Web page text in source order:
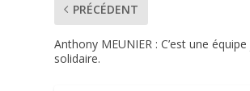
PRÉCÉDENT
Anthony MEUNIER : C’est une
solidaire.